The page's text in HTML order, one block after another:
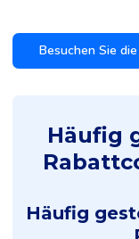
Besuchen Sie
Häufig
Häufig